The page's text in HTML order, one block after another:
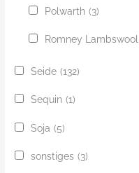
Polwarth (3)
Romney Lambswool
Seide (132)
Sequin (1)
Soja (5)
sonstiges (3)